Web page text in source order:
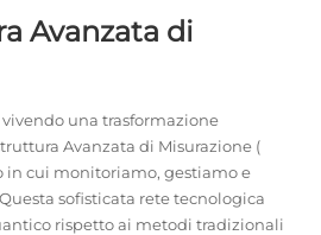
Avanzata di
una trasformazione
Avanzata di Misurazione (
in cui monitoriamo, gestiamo e
sofisticata rete tecnologica
rispetto ai metodi tradizionali